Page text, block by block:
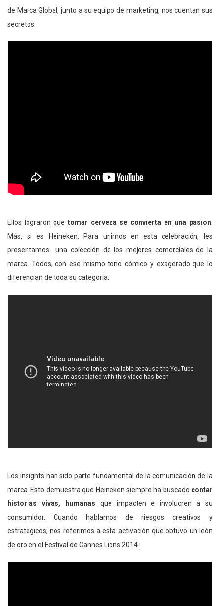
de Marca Global, junto a su equipo de marketing, nos cuentan sus
secretos:
Ellos lograron que tomar cerveza se convierta en una pasión
Más, si es Heineken. Para unirnos en esta celebración, les
presentamos
una colección de los mejores comerciales de la
marca. Todos, con ese mismo tono cómico y exagerado que lo
diferencian de toda su categoría:
Los insights han sido parte fundamental de la comunicación de la
marca. Esto demuestra que Heineken siempre ha buscado contar
historias vivas, humanas que impacten e involucren a su
consumidor. Cuando hablamos de riesgos creativos y
estratégicos, nos referimos a esta activación que obtuvo un león
de oro en el Festival de Cannes Lions 2014: